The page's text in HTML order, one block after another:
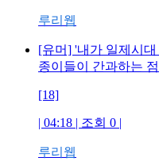
루리웹
[유머] '내가 일제시
종이들이 간과하는 점
[18]
| 04:18 | 조회 0 |
루리웹